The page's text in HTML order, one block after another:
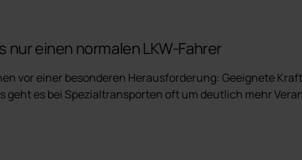
einen normalen LKW-Fahrer
vor einer besonderen Herausforderung: Geeignete
geht es bei Spezialtransporten oft um deutlich mehr